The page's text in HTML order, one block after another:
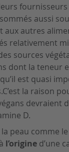
aussi
aux autres
relativement
sources
dont la teneur
est quasi
la raison
devraient
D.
peau comme
l’origine d’une